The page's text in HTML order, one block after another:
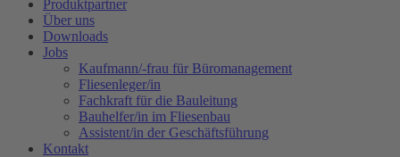
Produktpartner
Über uns
Downloads
Jobs
Kaufmann/-frau für Büromanagement
Fliesenleger/in
Fachkraft für die Bauleitung
Bauhelfer/in im Fliesenbau
Assistent/in der Geschäftsführung
Kontakt